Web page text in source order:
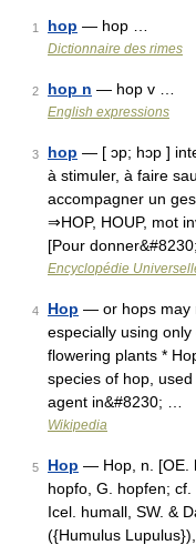
1 hop — hop …
Dictionnaire des rimes
2 hop n — hop v …
English expressions
3 hop — [ ɔp; hɔp ]
à stimuler, à faire
accompagner un
⇒HOP, HOUP, mot
[Pour
Encyclopédie
4 Hop — or hops may
especially using
flowering plants *
species of hop,
agent in&#8230; …
Wikipedia
5 Hop — Hop, n. [OE.
hopfo, G. hopfen;
Icel. humall, SW. &
({Humulus